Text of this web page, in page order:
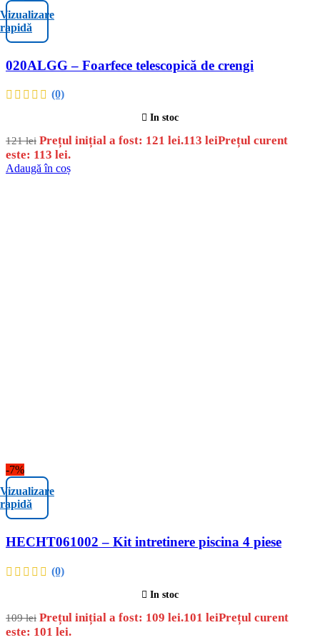
Vizualizare
rapidă
020ALGG – Foarfece telescopică de crengi
(0)
In stoc
121lei Prețul inițial a fost: 121 lei.113 leiPrețul curent
este: 113 lei.
Adaugă în coș
-7%
Vizualizare
rapidă
HECHT061002 – Kit intretinere piscina 4 piese
(0)
In stoc
109lei Prețul inițial a fost: 109 lei.101 leiPrețul curent
este: 101 lei.